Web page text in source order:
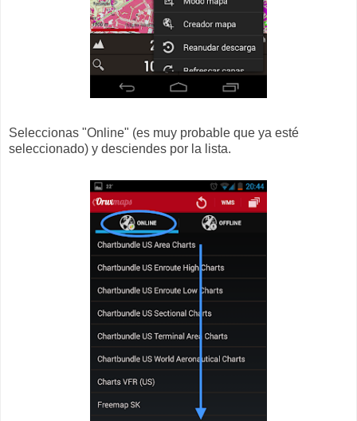
Seleccionas "Online" (es muy probable que ya esté
seleccionado) y desciendes por la lista.